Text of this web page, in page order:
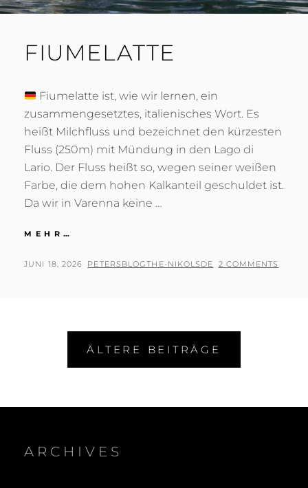
FIUMELATTE
Fiumelatte ist, wie wir lernen, ein
zusammengesetztes, italienisches Wort. Es
heißt Milchfluss und bezeichnet den kürzesten
Fluss (250m) mit Mündung in den Lago di
Lario. Der Fluss heißt so, wegen seiner weißen
Farbe, die dem hohen Kalkanteil geschuldet ist.
Da wir in Varenna keine …
MEHR…
POSTED
JUNI 18, 2026 BY
PETERSBLOGTHE-NIKOLSDE 2 COMMENTS
Beitragsnavigation
ÄLTERE BEITRÄGE
ARCHIVES